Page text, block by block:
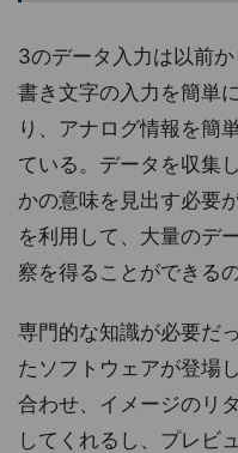
3のデータ入力は以前
書き文字の入力を簡単
り、アナログ情報を簡
ている。データを収集
かの意味を見出す必要
を利用して、大量のデ
察を得ることができる
専門的な知識が必要だ
たソフトウェアが登場
合わせ、イメージのリ
してくれるし、プレビ